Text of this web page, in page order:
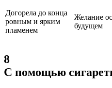
Догорела до конца
ровным и ярким
пламенем
Желание
будущем
8
С помощью